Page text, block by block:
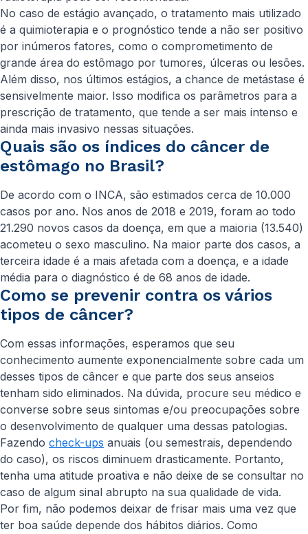
No caso de estágio avançado, o tratamento mais utilizado
é a quimioterapia e o prognóstico tende a não ser positivo
por inúmeros fatores, como o comprometimento de
grande área do estômago por tumores, úlceras ou lesões.
Além disso, nos últimos estágios, a chance de metástase é
sensivelmente maior. Isso modifica os parâmetros para a
prescrição de tratamento, que tende a ser mais intenso e
ainda mais invasivo nessas situações.
Quais são os índices do câncer de
estômago no Brasil?
De acordo com o INCA, são estimados cerca de 10.000
casos por ano. Nos anos de 2018 e 2019, foram ao todo
21.290 novos casos da doença, em que a maioria (13.540)
acometeu o sexo masculino. Na maior parte dos casos, a
terceira idade é a mais afetada com a doença, e a idade
média para o diagnóstico é de 68 anos de idade.
Como se prevenir contra os vários
tipos de câncer?
Com essas informações, esperamos que seu
conhecimento aumente exponencialmente sobre cada um
desses tipos de câncer e que parte dos seus anseios
tenham sido eliminados. Na dúvida, procure seu médico e
converse sobre seus sintomas e/ou preocupações sobre
o desenvolvimento de qualquer uma dessas patologias.
Fazendo check-ups anuais (ou semestrais, dependendo
do caso), os riscos diminuem drasticamente. Portanto,
tenha uma atitude proativa e não deixe de se consultar no
caso de algum sinal abrupto na sua qualidade de vida.
Por fim, não podemos deixar de frisar mais uma vez que
ter boa saúde depende dos hábitos diários. Como